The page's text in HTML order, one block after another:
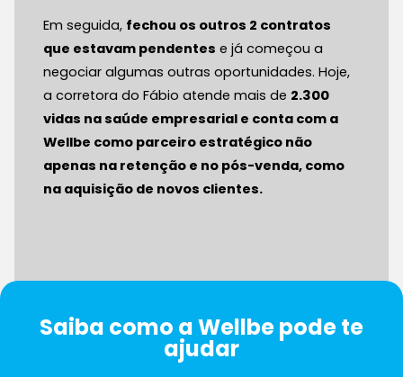
Em seguida, fechou os outros 2 contratos
que estavam pendentes e já começou a
negociar algumas outras oportunidades. Hoje,
a corretora do Fábio atende mais de 2.300
vidas na saúde empresarial e conta com a
Wellbe como parceiro estratégico não
apenas na retenção e no pós-venda, como
na aquisição de novos clientes.
Saiba como a Wellbe pode te
ajudar